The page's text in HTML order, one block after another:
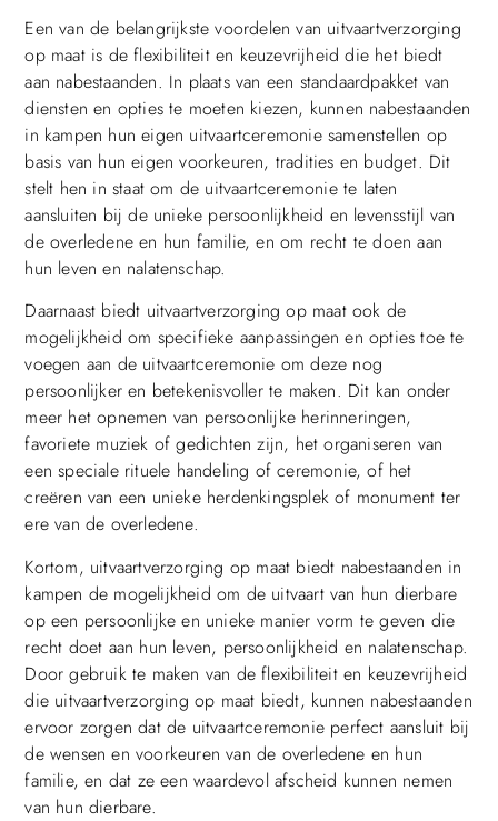
Een van de belangrijkste voordelen van uitvaartverzorging
op maat is de flexibiliteit en keuzevrijheid die het biedt
aan nabestaanden. In plaats van een standaardpakket van
diensten en opties te moeten kiezen, kunnen nabestaanden
in kampen hun eigen uitvaartceremonie samenstellen op
basis van hun eigen voorkeuren, tradities en budget. Dit
stelt hen in staat om de uitvaartceremonie te laten
aansluiten bij de unieke persoonlijkheid en levensstijl van
de overledene en hun familie, en om recht te doen aan
hun leven en nalatenschap.
Daarnaast biedt uitvaartverzorging op maat ook de
mogelijkheid om specifieke aanpassingen en opties toe te
voegen aan de uitvaartceremonie om deze nog
persoonlijker en betekenisvoller te maken. Dit kan onder
meer het opnemen van persoonlijke herinneringen,
favoriete muziek of gedichten zijn, het organiseren van
een speciale rituele handeling of ceremonie, of het
creëren van een unieke herdenkingsplek of monument ter
ere van de overledene.
Kortom, uitvaartverzorging op maat biedt nabestaanden in
kampen de mogelijkheid om de uitvaart van hun dierbare
op een persoonlijke en unieke manier vorm te geven die
recht doet aan hun leven, persoonlijkheid en nalatenschap.
Door gebruik te maken van de flexibiliteit en keuzevrijheid
die uitvaartverzorging op maat biedt, kunnen nabestaanden
ervoor zorgen dat de uitvaartceremonie perfect aansluit bij
de wensen en voorkeuren van de overledene en hun
familie, en dat ze een waardevol afscheid kunnen nemen
van hun dierbare.